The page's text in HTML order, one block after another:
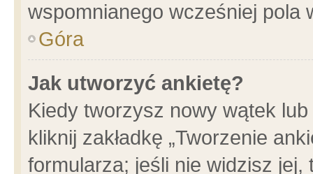
wspomnianego wcześniej pola
Góra
Jak utworzyć ankietę?
Kiedy tworzysz nowy wątek
kliknij zakładkę „Tworzenie
formularza; jeśli nie widzisz